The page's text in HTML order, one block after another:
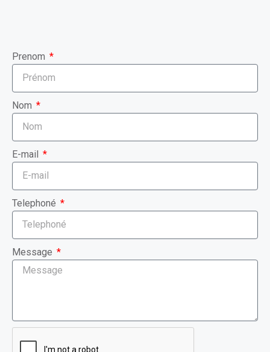
Prenom
Nom
E-mail
Telephoné
Message